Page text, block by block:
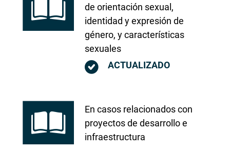
de orientación sexual,
identidad y expresión de
género, y características
sexuales
ACTUALIZADO
En casos relacionados con
proyectos de desarrollo e
infraestructura